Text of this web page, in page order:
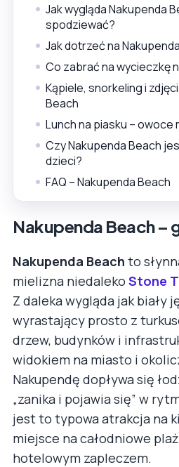
Jak wygląda Nakupenda
spodziewać?
Jak dotrzeć na
Co zabrać na wycieczkę
Kąpiele, snorkeling i
Beach
Lunch na piasku – owoce
Czy Nakupenda Beach
dzieci?
FAQ – Nakupenda Beach
Nakupenda Beach –
Nakupenda Beach to
mielizna niedaleko Stone
Z daleka wygląda jak biały
wyrastający prosto z
drzew, budynków i
widokiem na miasto i
Nakupendę dopływa się
„zanika i pojawia się” w
jest to typowa atrakcja na
miejsce na całodniowe
hotelowym zapleczem.